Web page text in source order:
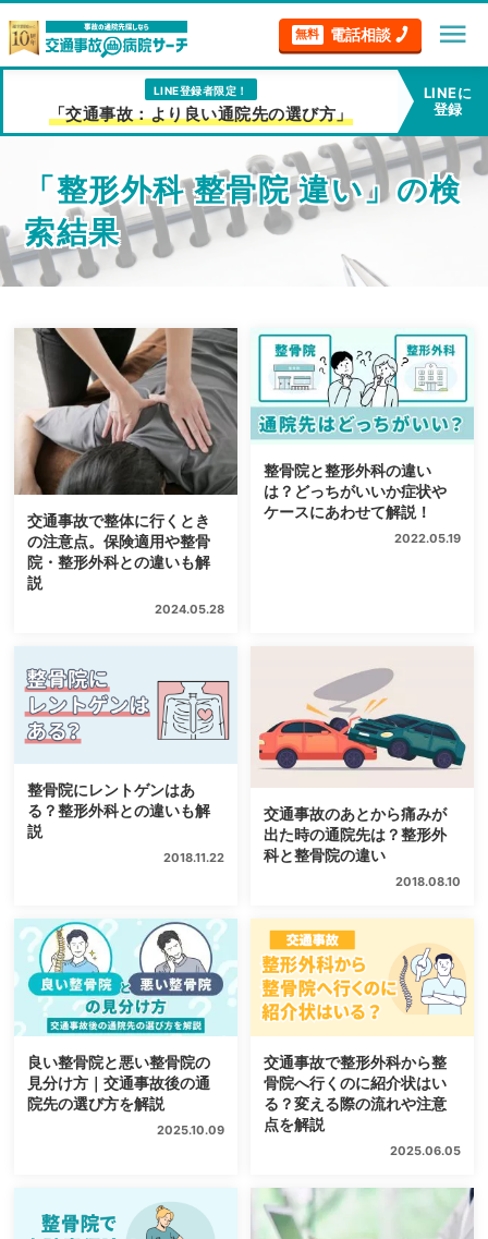
無料 電話相談 menu
LINE登録者限定！
「交通事故：より良い通院先の選び方」
LINEに
登録
「整形外科 整骨院 違い」の検
索結果
交通事故で整体に行くとき
の注意点。保険適用や整骨
院・整形外科との違いも解
説
2024.05.28
整骨院と整形外科の違い
は？どっちがいいか症状や
ケースにあわせて解説！
2022.05.19
整骨院にレントゲンはあ
る？整形外科との違いも解
説
2018.11.22
交通事故のあとから痛みが
出た時の通院先は？整形外
科と整骨院の違い
2018.08.10
良い整骨院と悪い整骨院の
見分け方｜交通事故後の通
院先の選び方を解説
2025.10.09
交通事故で整形外科から整
骨院へ行くのに紹介状はい
る？変える際の流れや注意
点を解説
2025.06.05